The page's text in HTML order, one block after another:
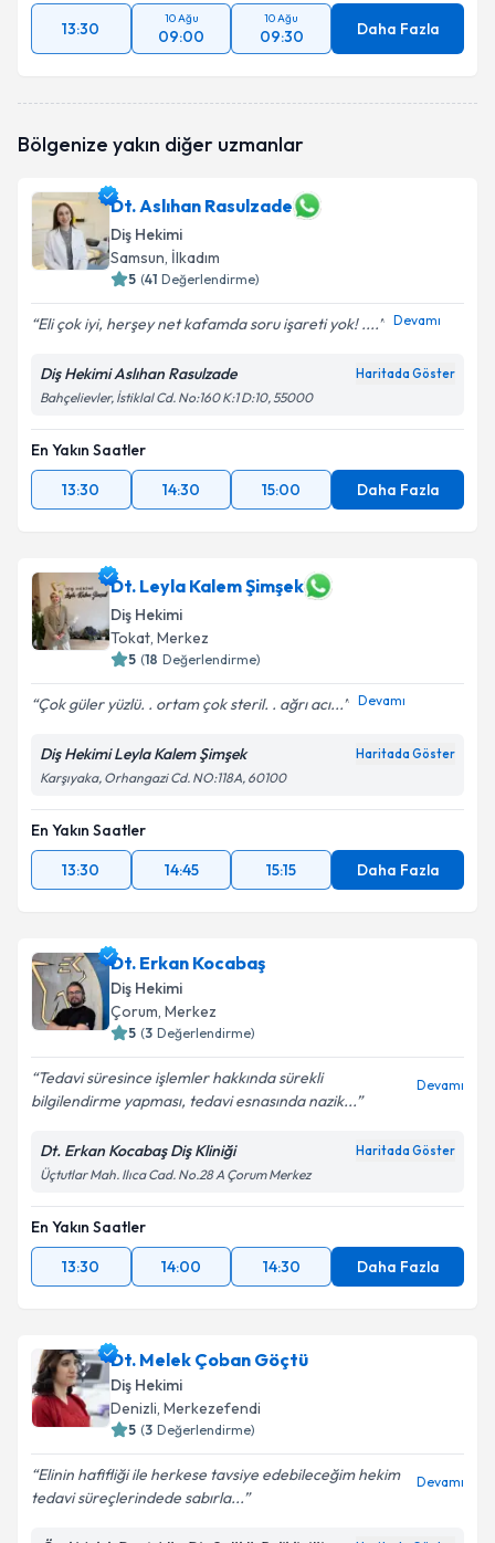
13:30
10 Ağu
09:00
10 Ağu
09:30 Daha Fazla
Bölgenize yakın diğer uzmanlar
Dt. Aslıhan Rasulzade
Diş Hekimi
Samsun, İlkadım
5 (41 Değerlendirme)
Eli çok iyi, herşey net kafamda soru işareti yok! .... Devamı
Diş Hekimi Aslıhan Rasulzade Haritada Göster
Bahçelievler, İstiklal Cd. No:160 K:1 D:10, 55000
En Yakın Saatler
13:30
14:30 15:00 Daha Fazla
Dt. Leyla Kalem Şimşek
Diş Hekimi
Tokat, Merkez
5 (18 Değerlendirme)
Çok güler yüzlü. . ortam çok steril. . ağrı acı... Devamı
Diş Hekimi Leyla Kalem Şimşek Haritada Göster
Karşıyaka, Orhangazi Cd. NO:118A, 60100
En Yakın Saatler
13:30
14:45 15:15 Daha Fazla
Dt. Erkan Kocabaş
Diş Hekimi
Çorum, Merkez
5 (3 Değerlendirme)
Tedavi süresince işlemler hakkında sürekli
bilgilendirme yapması, tedavi esnasında nazik...
Devamı
Dt. Erkan Kocabaş Diş Kliniği Haritada Göster
Üçtutlar Mah. Ilıca Cad. No.28 A Çorum Merkez
En Yakın Saatler
13:30
14:00 14:30 Daha Fazla
Dt. Melek Çoban Göçtü
Diş Hekimi
Denizli, Merkezefendi
5 (3 Değerlendirme)
Elinin hafifliği ile herkese tavsiye edebileceğim hekim
tedavi süreçlerindede sabırla...
Devamı